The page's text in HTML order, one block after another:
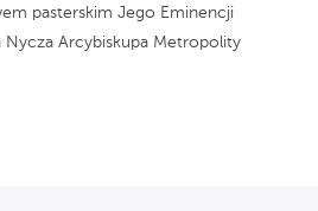
pasterskim Jego Eminencji
Nycza Arcybiskupa Metropolity